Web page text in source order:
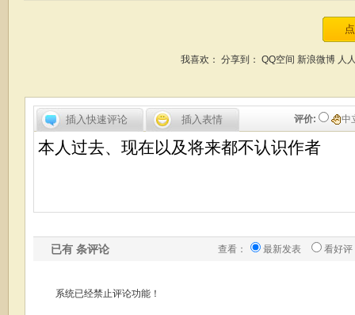
我喜欢： 分享到： QQ空间 新浪微博 人
评价: 中
插入快速评论 插入表情
已有 条评论 查看： 最新发表 看好评
系统已经禁止评论功能！